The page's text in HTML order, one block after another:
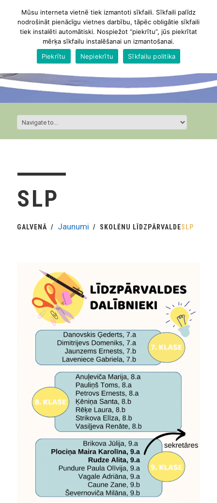
SLP
GALVENĀ Jaunumi SKOLĒNU LĪDZPĀRVALDESLP
Mūsu interneta vietnē tiek izmantoti sīkfaili. Sīkfaili palīdz
nodrošināt pienācīgu vietnes darbību, tāpēc obligātie sīkfaili
tiek instalēti automātiski. Nospiežot “piekrītu”, jūs piekrītat
mērķa sīkfailu instalēšanai un izmantošanai.
Piekrītu
Nepiekrītu Sīkfailu politika